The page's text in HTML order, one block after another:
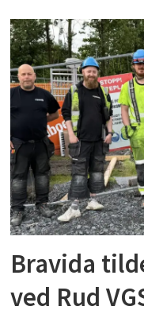
Bravida
ved Rud